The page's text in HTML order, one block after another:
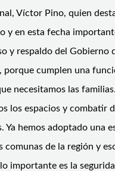
Víctor Pino, quien
y en esta fecha
y respaldo del Gobierno
porque cumplen una
necesitamos las
los espacios y combatir
Ya hemos adoptado una
comunas de la región y
importante es la